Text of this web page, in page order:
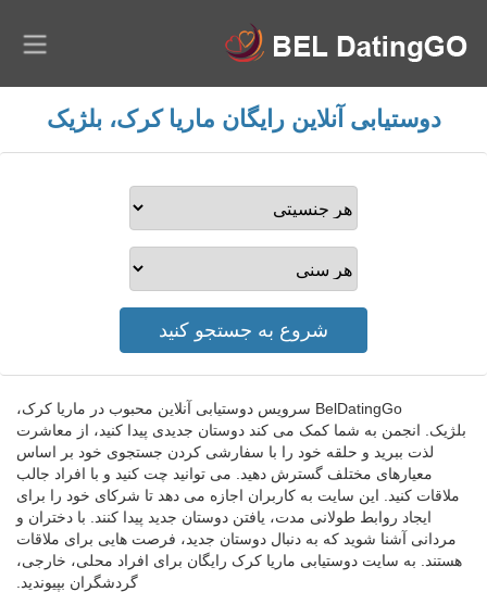
دوستیابی آنلاین رایگان ماریا کرک، بلژیک
BelDatingGo سرویس دوستیابی آنلاین محبوب در ماریا کرک،
بلژیک. انجمن به شما کمک می کند دوستان جدیدی پیدا کنید، از معاشرت
لذت ببرید و حلقه خود را با سفارشی کردن جستجوی خود بر اساس
معیارهای مختلف گسترش دهید. می توانید چت کنید و با افراد جالب
ملاقات کنید. این سایت به کاربران اجازه می دهد تا شرکای خود را برای
ایجاد روابط طولانی مدت، یافتن دوستان جدید پیدا کنند. با دختران و
مردانی آشنا شوید که به دنبال دوستان جدید، فرصت هایی برای ملاقات
هستند. به سایت دوستیابی ماریا کرک رایگان برای افراد محلی، خارجی،
گردشگران بپیوندید.